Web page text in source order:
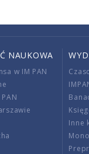
NAUKOWA
w IM PAN
Inne